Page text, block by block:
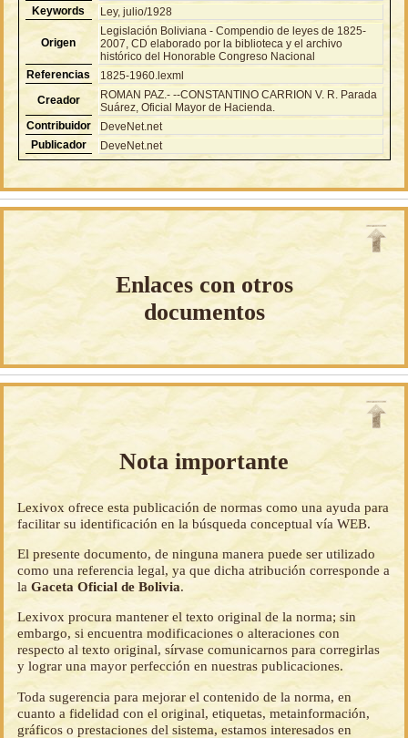
Keywords
Ley, julio/1928
Origen
Legislación Boliviana - Compendio de leyes de 1825-
2007, CD elaborado por la biblioteca y el archivo
histórico del Honorable Congreso Nacional
Referencias
1825-1960.lexml
Creador
ROMAN PAZ.- --CONSTANTINO CARRION V. R. Parada
Suárez, Oficial Mayor de Hacienda.
Contribuidor
DeveNet.net
Publicador
DeveNet.net
Enlaces con otros
documentos
Nota importante
Lexivox ofrece esta publicación de normas como una ayuda para
facilitar su identificación en la búsqueda conceptual vía WEB.
El presente documento, de ninguna manera puede ser utilizado
como una referencia legal, ya que dicha atribución corresponde a
laGaceta Oficial de Bolivia.
Lexivox procura mantener el texto original de la norma; sin
embargo, si encuentra modificaciones o alteraciones con
respecto al texto original, sírvase comunicarnos para corregirlas
y lograr una mayor perfección en nuestras publicaciones.
Toda sugerencia para mejorar el contenido de la norma, en
cuanto a fidelidad con el original, etiquetas, metainformación,
gráficos o prestaciones del sistema, estamos interesados en